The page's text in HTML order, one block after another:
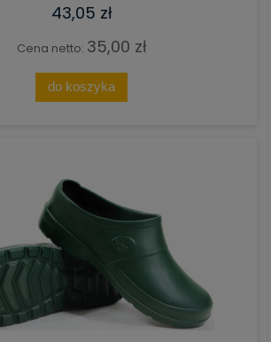
43,05 zł
Cena netto: 35,00 zł
do koszyka